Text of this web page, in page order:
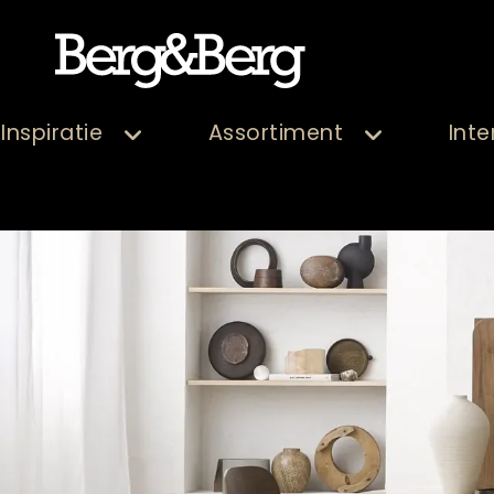
Inspiratie Assortiment